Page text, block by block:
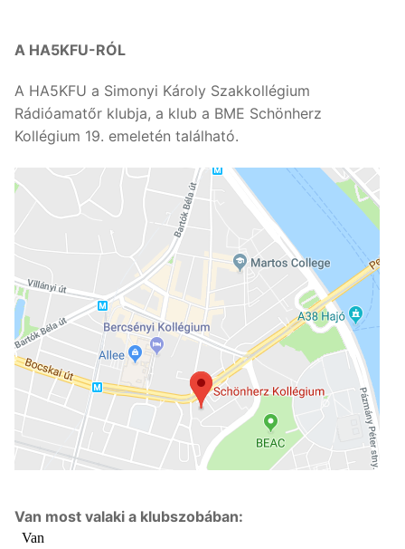
A HA5KFU-RÓL
A HA5KFU a Simonyi Károly Szakkollégium
Rádióamatőr klubja, a klub a BME Schönherz
Kollégium 19. emeletén található.
Van most valaki a klubszobában: